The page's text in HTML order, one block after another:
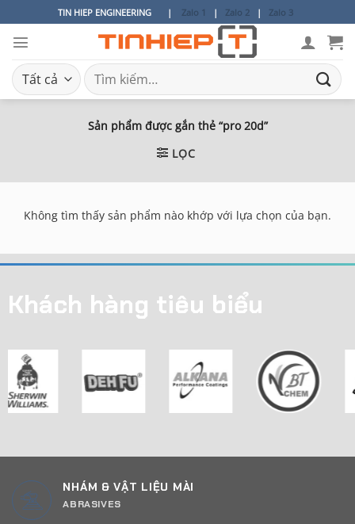
qua
nội
dung
TIN HIEP ENGINEERING | Zalo 1 | Zalo 2| Zalo 3
Tìm
kiếm:
Sản phẩm được gắn thẻ “pro 20d”
LỌC
Không tìm thấy sản phẩm nào khớp với lựa chọn của bạn.
Khách hàng tiêu biểu
NHÁM & VẬT LIỆU MÀI
ABRASIVES